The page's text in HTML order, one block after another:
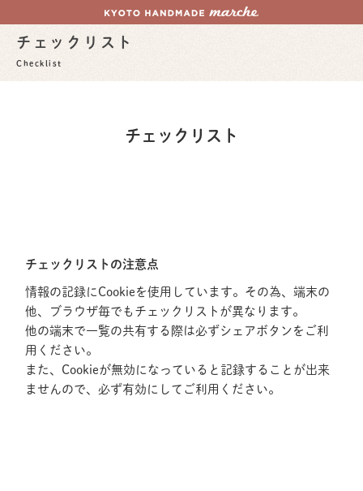
チェックリスト
Checklist
チェックリスト
チェックリストの注意点
情報の記録にCookieを使用しています。その為、端末の
他、ブラウザ毎でもチェックリストが異なります。
他の端末で一覧の共有する際は必ずシェアボタンをご利
用ください。
また、Cookieが無効になっていると記録することが出来
ませんので、必ず有効にしてご利用ください。